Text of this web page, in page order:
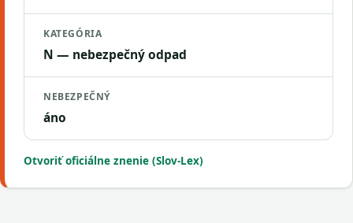
KATEGÓRIA
N — nebezpečný odpad
NEBEZPEČNÝ
áno
Otvoriť oficiálne znenie (Slov-Lex)